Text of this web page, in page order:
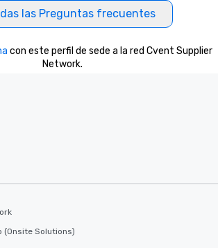
las Preguntas frecuentes
con este perfil de sede a la red Cvent Supplier
Network.
(Onsite Solutions)